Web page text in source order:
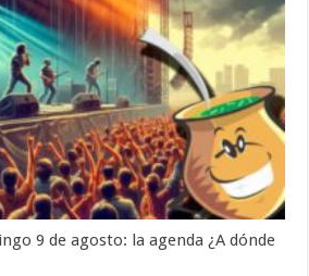
9 de agosto: la agenda ¿A dónde